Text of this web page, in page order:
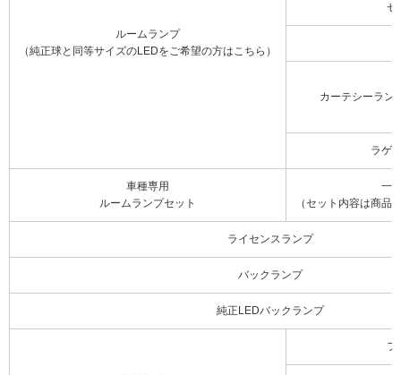
ルームランプ
（純正球と同等サイズのLEDをご希望の方はこちら）
セ
カーテシーラン
ラゲ
車種専用
ルームランプセット
一
（セット内容は商品
ライセンスランプ
バックランプ
純正LEDバックランプ
フ